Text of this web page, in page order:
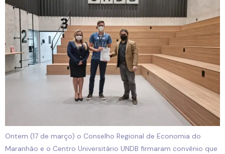
Ontem (17 de março) o Conselho Regional de Economia do
Maranhão e o Centro Universitário UNDB firmaram convênio que